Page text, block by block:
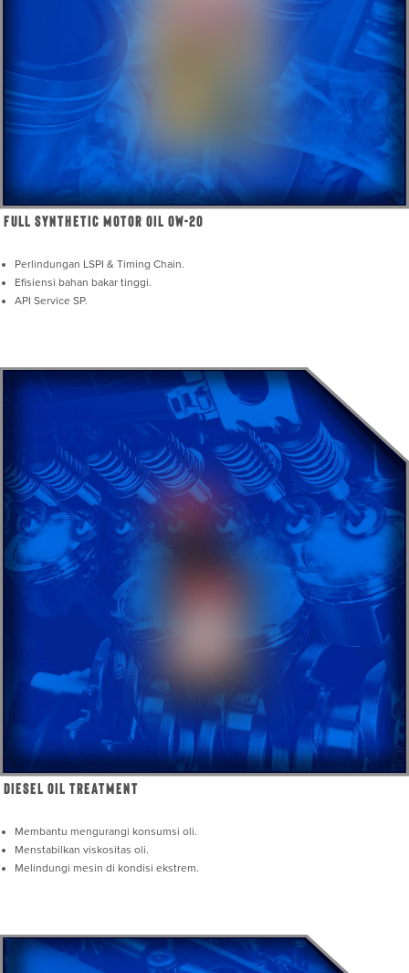
Full Synthetic Motor Oil 0W-20
Perlindungan LSPI & Timing Chain.
Efisiensi bahan bakar tinggi.
API Service SP.
Diesel Oil Treatment
Membantu mengurangi konsumsi oli.
Menstabilkan viskositas oli.
Melindungi mesin di kondisi ekstrem.